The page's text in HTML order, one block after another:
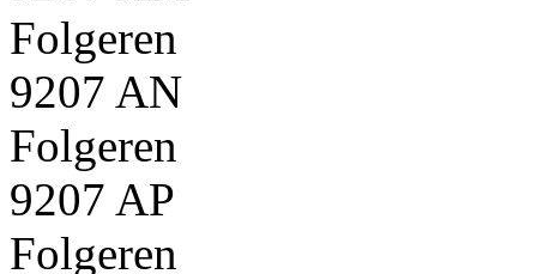
Folgeren
9207 AN
Folgeren
9207 AP
Folgeren